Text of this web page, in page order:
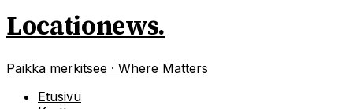
Locationews.
Paikka merkitsee · Where Matters
Etusivu